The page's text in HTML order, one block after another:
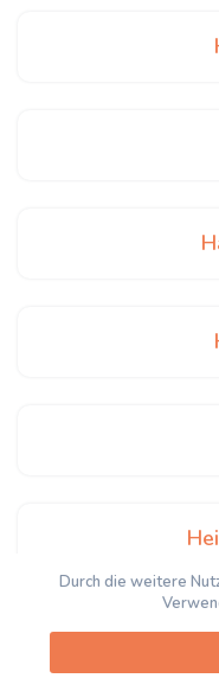
Durch die weitere